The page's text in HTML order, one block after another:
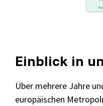
Einblick in
Über mehrere Jahre
europäischen